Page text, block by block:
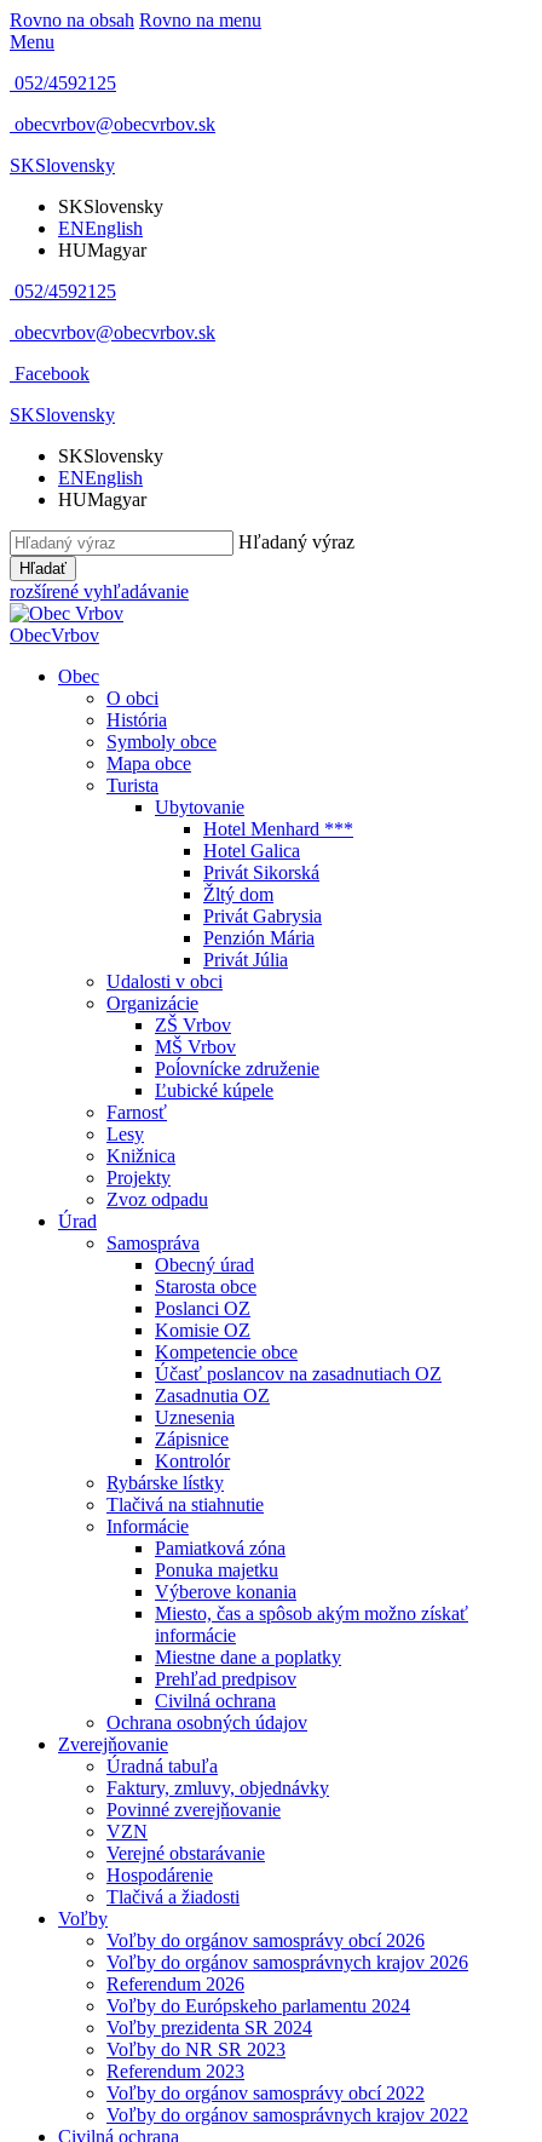
Rovno na obsah Rovno na menu
Menu
052/4592125
obecvrbov@obecvrbov.sk
SKSlovensky
SKSlovensky
ENEnglish
HUMagyar
052/4592125
obecvrbov@obecvrbov.sk
Facebook
SKSlovensky
SKSlovensky
ENEnglish
HUMagyar
Hľadaný výraz
Hľadať
rozšírené vyhľadávanie
ObecVrbov
Obec
O obci
História
Symboly obce
Mapa obce
Turista
Ubytovanie
Hotel Menhard ***
Hotel Galica
Privát Sikorská
Žltý dom
Privát Gabrysia
Penzión Mária
Privát Júlia
Udalosti v obci
Organizácie
ZŠ Vrbov
MŠ Vrbov
Poĺovnícke združenie
Ľubické kúpele
Farnosť
Lesy
Knižnica
Projekty
Zvoz odpadu
Úrad
Samospráva
Obecný úrad
Starosta obce
Poslanci OZ
Komisie OZ
Kompetencie obce
Účasť poslancov na zasadnutiach OZ
Zasadnutia OZ
Uznesenia
Zápisnice
Kontrolór
Rybárske lístky
Tlačivá na stiahnutie
Informácie
Pamiatková zóna
Ponuka majetku
Výberove konania
Miesto, čas a spôsob akým možno získať
informácie
Miestne dane a poplatky
Prehľad predpisov
Civilná ochrana
Ochrana osobných údajov
Zverejňovanie
Úradná tabuľa
Faktury, zmluvy, objednávky
Povinné zverejňovanie
VZN
Verejné obstarávanie
Hospodárenie
Tlačivá a žiadosti
Voľby
Voľby do orgánov samosprávy obcí 2026
Voľby do orgánov samosprávnych krajov 2026
Referendum 2026
Voľby do Európskeho parlamentu 2024
Voľby prezidenta SR 2024
Voľby do NR SR 2023
Referendum 2023
Voľby do orgánov samosprávy obcí 2022
Voľby do orgánov samosprávnych krajov 2022
Civilná ochrana